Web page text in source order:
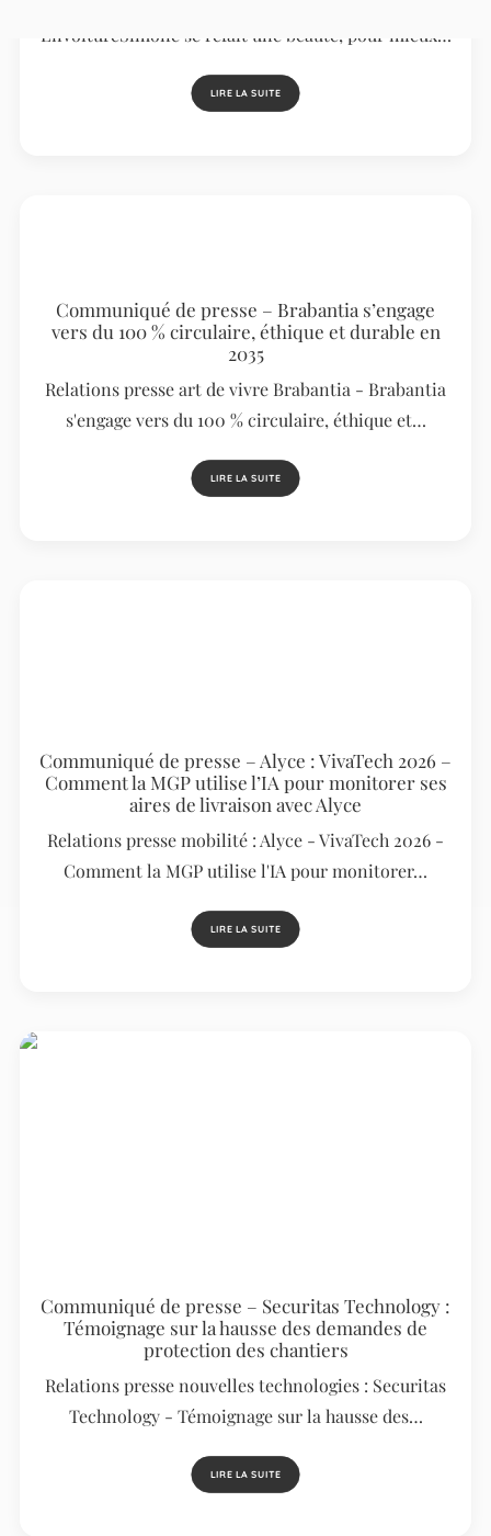
EnVoitureSimone se refait une beauté, pour mieux…
LIRE LA SUITE
Communiqué de presse – Brabantia s’engage
vers du 100 % circulaire, éthique et durable en
2035
Relations presse art de vivre Brabantia - Brabantia
s'engage vers du 100 % circulaire, éthique et…
LIRE LA SUITE
Communiqué de presse – Alyce : VivaTech 2026 –
Comment la MGP utilise l’IA pour monitorer ses
aires de livraison avec Alyce
Relations presse mobilité : Alyce - VivaTech 2026 -
Comment la MGP utilise l'IA pour monitorer…
LIRE LA SUITE
Communiqué de presse – Securitas Technology :
Témoignage sur la hausse des demandes de
protection des chantiers
Relations presse nouvelles technologies : Securitas
Technology - Témoignage sur la hausse des…
LIRE LA SUITE